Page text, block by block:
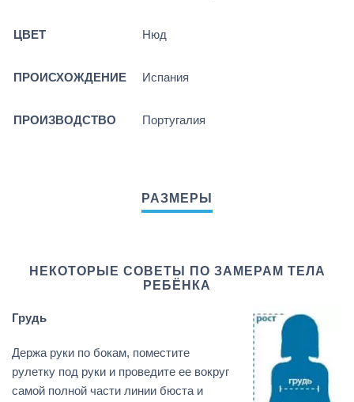
ЦВЕТ Нюд
ПРОИСХОЖДЕНИЕ Испания
ПРОИЗВОДСТВО Португалия
НЕКОТОРЫЕ СОВЕТЫ ПО ЗАМЕРАМ ТЕЛА
РЕБЁНКА
Грудь
Держа руки по бокам, поместите
рулетку под руки и проведите ее вокруг
самой полной части линии бюста и